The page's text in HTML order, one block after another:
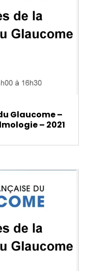
Glaucome –
– 2021